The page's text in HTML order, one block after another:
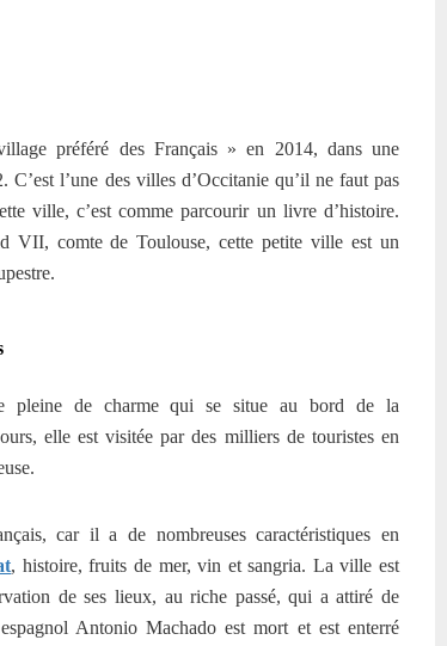
préféré des Français » en 2014, dans une
C’est l’une des villes d’Occitanie qu’il ne faut pas
ville, c’est comme parcourir un livre d’histoire.
VII, comte de Toulouse, cette petite ville est un
pleine de charme qui se situe au bord de la
elle est visitée par des milliers de touristes en
car il a de nombreuses caractéristiques en
, histoire, fruits de mer, vin et sangria. La ville est
de ses lieux, au riche passé, qui a attiré de
Antonio Machado est mort et est enterré